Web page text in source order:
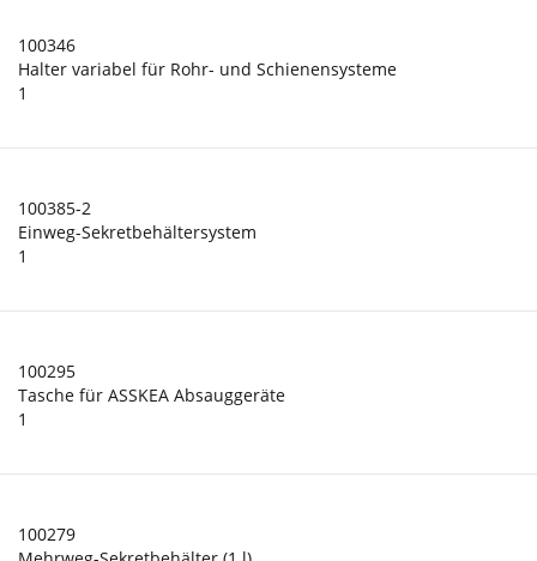
100346
Halter variabel für Rohr- und Schienensysteme
1
100385-2
Einweg-Sekretbehältersystem
1
100295
Tasche für ASSKEA Absauggeräte
1
100279